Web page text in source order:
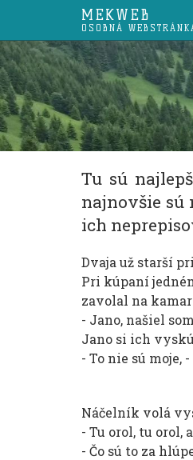
MEKWEB
OSOBNÁ
Tu sú
najnovšie sú
ich
Dvaja už starší
Pri kúpaní
zavolal na
- Jano, našiel
Jano si ich
- To nie sú moje,
Náčelník volá
- Tu orol, tu orol,
- Čo sú to za